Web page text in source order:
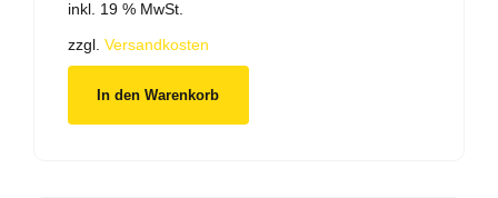
war:
77,00 €45,00 €.
inkl. 19 % MwSt.
zzgl. Versandkosten
In den Warenkorb